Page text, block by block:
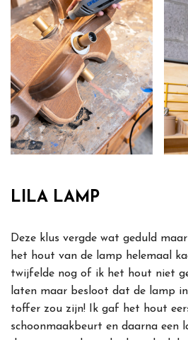
LILA LAMP
Deze klus vergde wat geduld
het hout van de lamp helemaal
twijfelde nog of ik het hout niet
laten maar besloot dat de lamp
toffer zou zijn! Ik gaf het hout
schoonmaakbeurt en daarna een